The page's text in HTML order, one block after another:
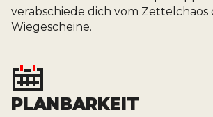
verabschiede dich vom
Wiegescheine.
PLANBARKEIT